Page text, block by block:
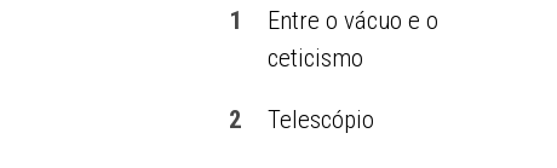
1
Entre o vácuo e o
ceticismo
2 Telescópio